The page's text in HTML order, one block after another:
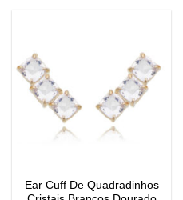
Ear Cuff De Quadradinhos